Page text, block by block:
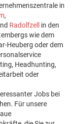
in
,
Radolfzell
in den
wie dem
Heuberg oder dem
Headhunting,
oder
Jobs bei
Für unsere